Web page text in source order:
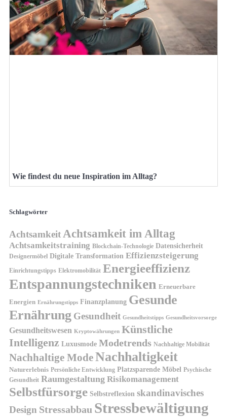
Wie findest du neue Inspiration im Alltag?
Schlagwörter
AchtsamkeitAchtsamkeit im Alltag
Achtsamkeitstraining Blockchain-Technologie Datensicherheit
Designermöbel Digitale Transformation Effizienzsteigerung
Einrichtungstipps Elektromobilität Energieeffizienz
Entspannungstechniken Erneuerbare
Energien Ernährungstipps Finanzplanung Gesunde
Ernährung Gesundheit Gesundheitstipps Gesundheitsvorsorge
Gesundheitswesen Kryptowährungen Künstliche
Intelligenz Luxusmode Modetrends Nachhaltige Mobilität
Nachhaltige ModeNachhaltigkeit
Naturerlebnis Persönliche Entwicklung Platzsparende Möbel Psychische
Gesundheit Raumgestaltung Risikomanagement
Selbstfürsorge Selbstreflexion skandinavisches
Design Stressabbau Stressbewältigung